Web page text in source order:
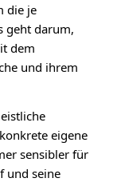
die je
geht darum,
dem
und ihrem
eigene
sensibler für
und seine